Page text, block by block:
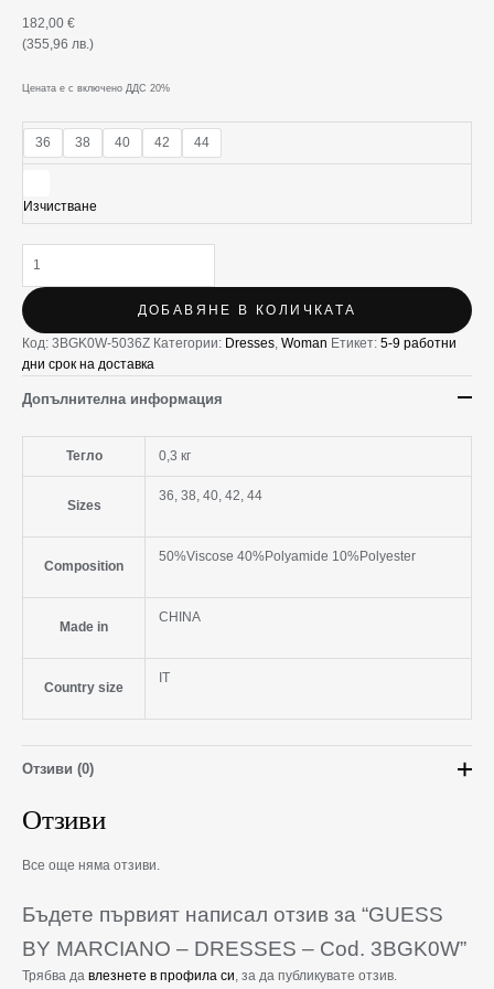
182,00 €
(355,96 лв.)
Цената е с включено ДДС 20%
36 38 40 42 44
Изчистване
ДОБАВЯНЕ В КОЛИЧКАТА
Код: 3BGK0W-5036Z Категории: Dresses Woman Етикет: 5-9 работни
дни срок на доставка
Допълнителна информация
Тегло 0,3 кг
Sizes
36, 38, 40, 42, 44
Composition
50%Viscose 40%Polyamide 10%Polyester
Made in
CHINA
Country size
IT
Отзиви (0)
Отзиви
Все още няма отзиви.
Бъдете първият написал отзив за “GUESS
BY MARCIANO – DRESSES – Cod. 3BGK0W”
Трябва да влезнете в профила си, за да публикувате отзив.